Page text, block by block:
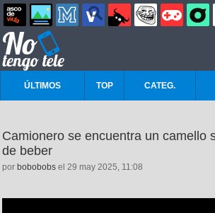
ÚLTIMOS TOP CATEG.
Camionero se encuentra un camello
de beber
por bobobobs el 29 may 2025, 11:08